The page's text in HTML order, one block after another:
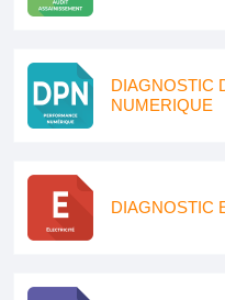
DIAGNOSTIC
NUMERIQUE
DIAGNOSTIC